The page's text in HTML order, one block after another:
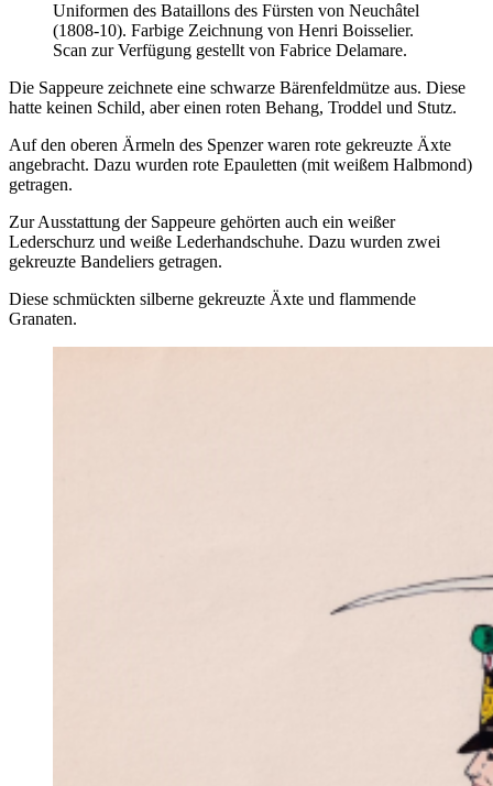
Uniformen des Bataillons des Fürsten von Neuchâtel
(1808-10). Farbige Zeichnung von Henri Boisselier.
Scan zur Verfügung gestellt von Fabrice Delamare.
Die Sappeure zeichnete eine schwarze Bärenfeldmütze aus. Diese
hatte keinen Schild, aber einen roten Behang, Troddel und Stutz.
Auf den oberen Ärmeln des Spenzer waren rote gekreuzte Äxte
angebracht. Dazu wurden rote Epauletten (mit weißem Halbmond)
getragen.
Zur Ausstattung der Sappeure gehörten auch ein weißer
Lederschurz und weiße Lederhandschuhe. Dazu wurden zwei
gekreuzte Bandeliers getragen.
Diese schmückten silberne gekreuzte Äxte und flammende
Granaten.